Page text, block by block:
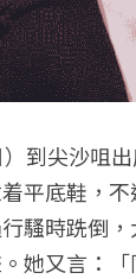
到尖沙咀
平底鞋，
騷時跣倒
她又言：